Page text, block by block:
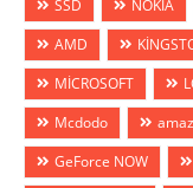
SSD
NOKIA
AMD
MİCROSOFT
Mcdodo
GeForce NOW